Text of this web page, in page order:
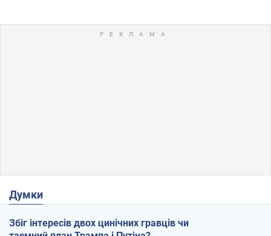
Думки
Збіг інтересів двох цинічних гравців чи